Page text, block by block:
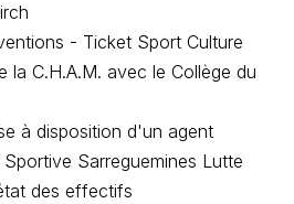
- Ticket Sport Culture
la C.H.A.M. avec le Collège du
à disposition d'un agent
Sarreguemines Lutte
des effectifs